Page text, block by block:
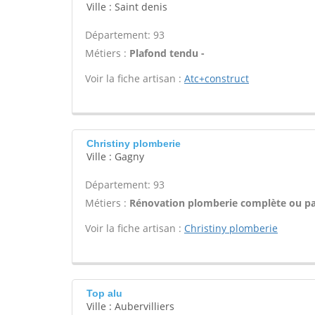
Ville : Saint denis
Département: 93
Métiers : Plafond tendu -
Voir la fiche artisan : Atc+construct
Christiny plomberie
Ville : Gagny
Département: 93
Métiers : Rénovation plomberie complète ou
Voir la fiche artisan : Christiny plomberie
Top alu
Ville : Aubervilliers